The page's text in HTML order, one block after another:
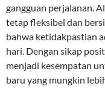
gangguan perjalanan.
tetap fleksibel dan
bahwa ketidakpastian
hari. Dengan sikap
menjadi kesempatan
baru yang mungkin